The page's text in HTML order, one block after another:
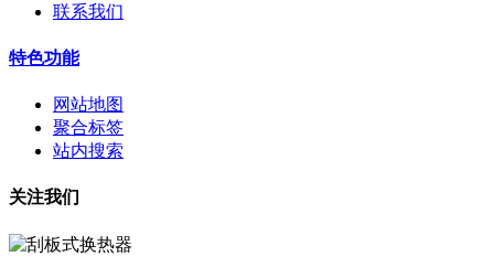
联系我们
特色功能
网站地图
聚合标签
站内搜索
关注我们